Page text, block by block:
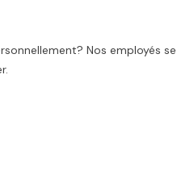
Nos employés se